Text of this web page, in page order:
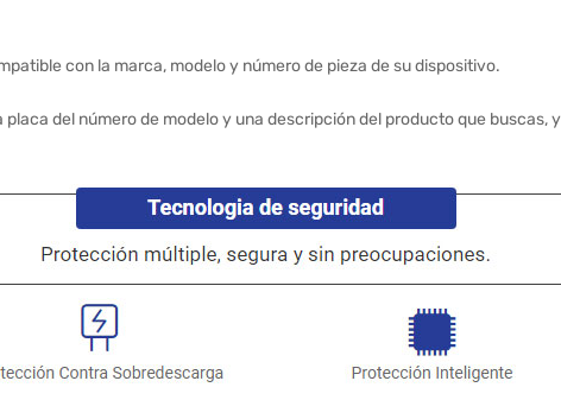
con la marca, modelo y número de pieza de su dispositivo.
del número de modelo y una descripción del producto que